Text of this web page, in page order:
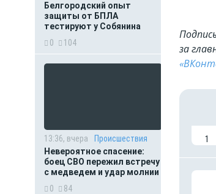
Белгородский опыт
защиты от БПЛА
тестируют у Собянина
0
104
13:36, вчера
Происшествия
Невероятное спасение:
боец СВО пережил встречу
с медведем и удар молнии
0
84
за
1